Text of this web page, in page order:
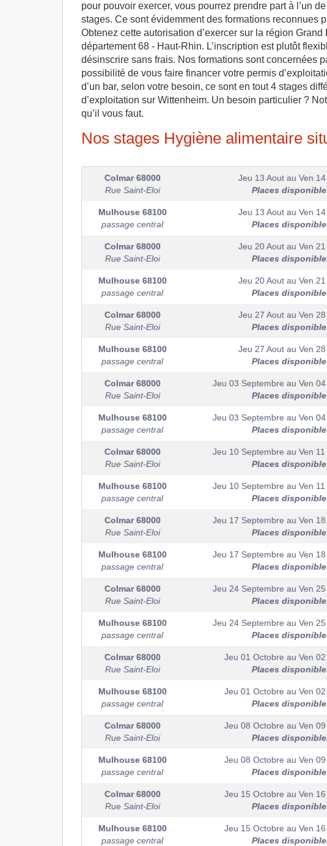
pour pouvoir exercer, vous pourrez prendre part à l’un
stages. Ce sont évidemment des formations reconnues
Obtenez cette autorisation d’exercer sur la région
département 68 - Haut-Rhin. L’inscription est plutôt
désinscrire sans frais. Nos formations sont concernées
possibilité de vous faire financer votre permis
d’un bar, selon votre besoin, ce sont en tout 4 stages
d’exploitation sur Wittenheim. Un besoin particulier ?
qu’il vous faut.
Nos stages Hygiène alimentaire
Colmar68000
Rue Saint-Eloi
Jeu 13 Aout au Ven
Places
Mulhouse 68100
passage central
Jeu 13 Aout au Ven
Places
Colmar68000
Rue Saint-Eloi
Jeu 20 Aout au Ven
Places
Mulhouse 68100
passage central
Jeu 20 Aout au Ven
Places
Colmar68000
Rue Saint-Eloi
Jeu 27 Aout au Ven
Places
Mulhouse 68100
passage central
Jeu 27 Aout au Ven
Places
Colmar68000
Rue Saint-Eloi
Jeu 03 Septembre au Ven
Places
Mulhouse 68100
passage central
Jeu 03 Septembre au Ven
Places
Colmar68000
Rue Saint-Eloi
Jeu 10 Septembre au Ven
Places
Mulhouse 68100
passage central
Jeu 10 Septembre au Ven
Places
Colmar68000
Rue Saint-Eloi
Jeu 17 Septembre au Ven
Places
Mulhouse 68100
passage central
Jeu 17 Septembre au Ven
Places
Colmar68000
Rue Saint-Eloi
Jeu 24 Septembre au Ven
Places
Mulhouse 68100
passage central
Jeu 24 Septembre au Ven
Places
Colmar68000
Rue Saint-Eloi
Jeu 01 Octobre au Ven
Places
Mulhouse 68100
passage central
Jeu 01 Octobre au Ven
Places
Colmar68000
Rue Saint-Eloi
Jeu 08 Octobre au Ven
Places
Mulhouse 68100
passage central
Jeu 08 Octobre au Ven
Places
Colmar68000
Rue Saint-Eloi
Jeu 15 Octobre au Ven
Places
Mulhouse 68100
passage central
Jeu 15 Octobre au Ven
Places